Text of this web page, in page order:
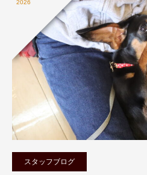
2026
スタッフブログ